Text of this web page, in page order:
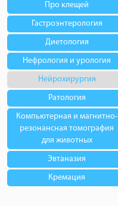
Про клещей
Гастроэнтерология
Диетология
Нефрология и урология
Нейрохирургия
Ратология
Компьютерная и магнитно-
резонансная томография
для животных
Эвтаназия
Кремация